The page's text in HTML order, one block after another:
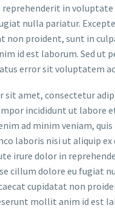
in voluptate
nulla pariatur.
non proident, sunt in
id est laborum. Sed ut
error sit voluptatem
sit amet, consectetur
incididunt ut labore
ad minim veniam,
laboris nisi ut aliquip ex
irure dolor in
cillum dolore eu fugiat
cupidatat non
mollit anim id est